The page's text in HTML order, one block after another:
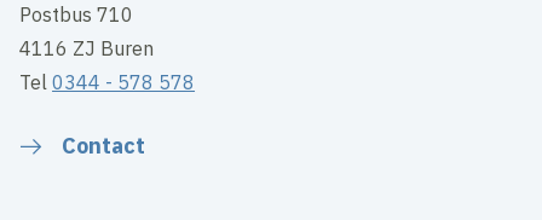
Postbus 710
4116 ZJ Buren
Tel0344 - 578 578
Contact